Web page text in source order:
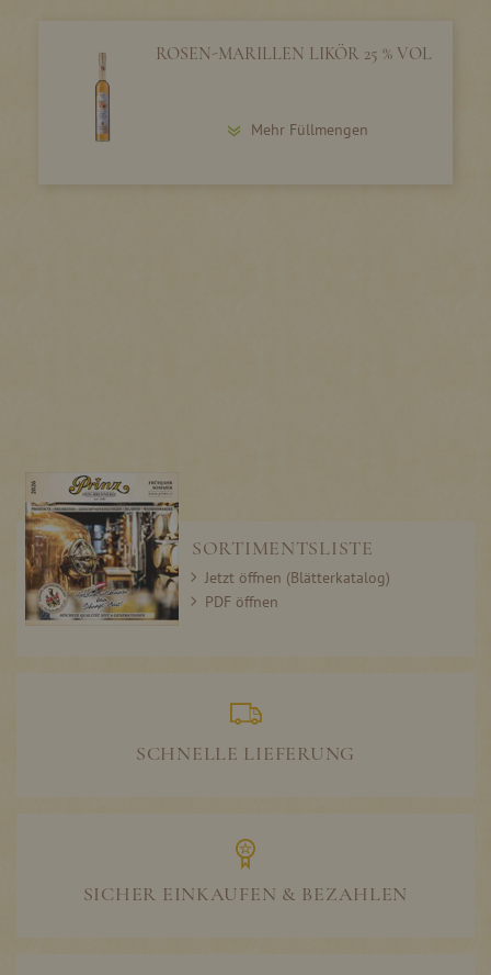
ROSEN-MARILLEN LIKÖR 25 % VOL
Mehr Füllmengen
SORTIMENTSLISTE
Jetzt öffnen (Blätterkatalog)
PDF öffnen
SCHNELLE LIEFERUNG
SICHER EINKAUFEN & BEZAHLEN